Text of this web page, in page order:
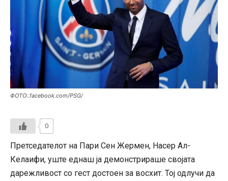
ФОТО:.facebook.com/PSG/
0
Претседателот на Пари Сен Жермен, Насер Ал-
Келаифи, уште еднаш ја демонстрираше својата
дарежливост со гест достоен за восхит. Тој одлучи да